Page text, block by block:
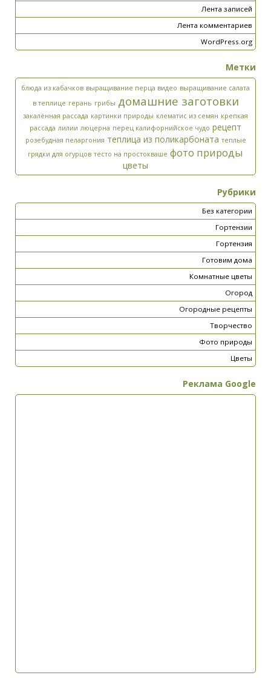
Лента записей
Лента комментариев
WordPress.org
Метки
блюда из кабачков выращивание перца видео выращивание салата
в теплице герань грибы домашние заготовки
закалённая рассада картинки природы клематис из семян крепкая
рассада лилии люцерна перец калифорнийское чудо рецепт
розебудная пеларгония теплица из поликарбоната теплые
грядки для огурцов тесто на простокваше фото природы
цветы
Рубрики
Без категории
Гортензии
Гортензия
Готовим дома
Комнатные цветы
Огород
Огородные рецепты
Творчество
Фото природы
Цветы
Реклама Google